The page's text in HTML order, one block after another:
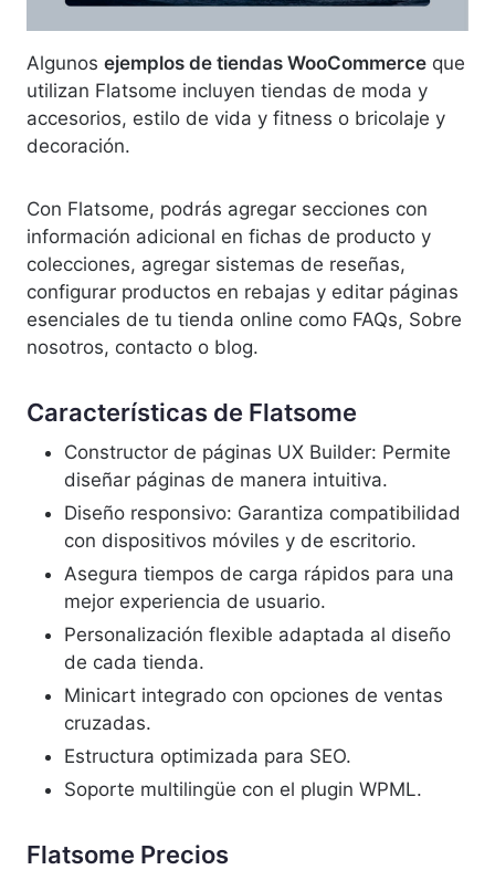
Algunos ejemplos de tiendas WooCommerce que
utilizan Flatsome incluyen tiendas de moda y
accesorios, estilo de vida y fitness o bricolaje y
decoración.
Con Flatsome, podrás agregar secciones con
información adicional en fichas de producto y
colecciones, agregar sistemas de reseñas,
configurar productos en rebajas y editar páginas
esenciales de tu tienda online como FAQs, Sobre
nosotros, contacto o blog.
Características de Flatsome
Constructor de páginas UX Builder: Permite
diseñar páginas de manera intuitiva.
Diseño responsivo: Garantiza compatibilidad
con dispositivos móviles y de escritorio.
Asegura tiempos de carga rápidos para una
mejor experiencia de usuario.
Personalización flexible adaptada al diseño
de cada tienda.
Minicart integrado con opciones de ventas
cruzadas.
Estructura optimizada para SEO.
Soporte multilingüe con el plugin WPML.
Flatsome Precios